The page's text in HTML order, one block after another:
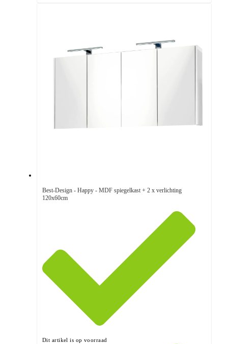
Best-Design - Happy - MDF spiegelkast + 2 x verlichting
120x60cm
Dit artikel is op voorraad